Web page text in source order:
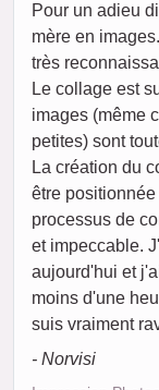
Pour un adieu
mère en
très
Le collage est
images (même
petites) sont
La création du
être
processus de
et impeccable.
aujourd'hui et
moins d'une
suis vraiment
- Norvisi